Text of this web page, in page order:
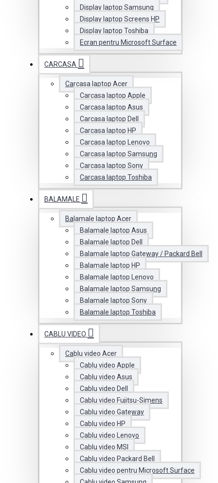
Display laptop Samsung
Display laptop Screens HP
Display laptop Toshiba
Ecran pentru Microsoft Surface
CARCASA
Carcasa laptop Acer
Carcasa laptop Apple
Carcasa laptop Asus
Carcasa laptop Dell
Carcasa laptop HP
Carcasa laptop Lenovo
Carcasa laptop Samsung
Carcasa laptop Sony
Carcasa laptop Toshiba
BALAMALE
Balamale laptop Acer
Balamale laptop Asus
Balamale laptop Dell
Balamale laptop Gateway / Packard Bell
Balamale laptop HP
Balamale laptop Lenovo
Balamale laptop Samsung
Balamale laptop Sony
Balamale laptop Toshiba
CABLU VIDEO
Cablu video Acer
Cablu video Apple
Cablu video Asus
Cablu video Dell
Cablu video Fujitsu-Simens
Cablu video Gateway
Cablu video HP
Cablu video Lenovo
Cablu video MSI
Cablu video Packard Bell
Cablu video pentru Microsoft Surface